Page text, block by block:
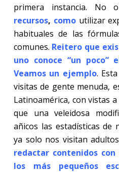
primera instancia. No
recursos, comoutilizar
habituales de las
comunes. Reitero que
uno conoce “un poco”
Veamos un ejemplo.
visitas de gente menuda,
Latinoamérica, con vistas
que una veleidosa
añicos las estadísticas de
ya solo nos visitan
redactar contenidos
los más pequeños